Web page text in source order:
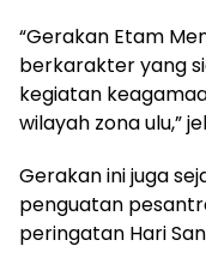
“Gerakan Etam
berkarakter yang
kegiatan
wilayah zona ulu,”
Gerakan ini juga
penguatan
peringatan Hari